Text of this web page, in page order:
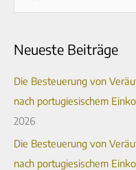
h
e
n
n
a
Neueste Beiträge
Die Besteuerung von
nach portugiesischem
2026
Die Besteuerung von
nach portugiesischem
h
v